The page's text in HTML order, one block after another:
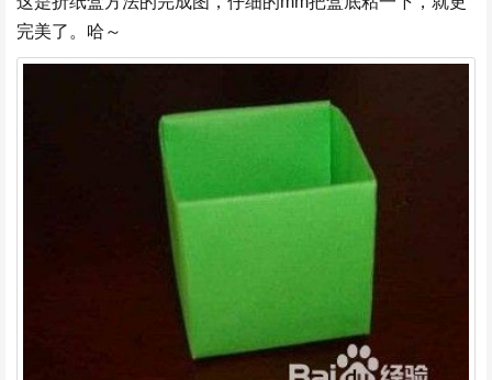
完美了。哈～